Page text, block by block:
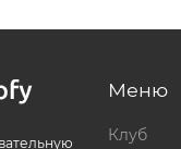
Меню
Клуб